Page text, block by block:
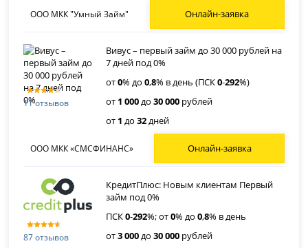
ООО МКК "Умный Займ" Онлайн-заявка
11 отзывов
Вивус – первый займ до 30 000 рублей на
7 дней под 0%
от0% до0,8% в день (ПСК0-292%)
от 1 000до30 000 рублей
от 1 до32дней
ООО МКК «СМСФИНАНС» Онлайн-заявка
87 отзывов
КредитПлюс: Новым клиентам Первый
займ под 0%
ПСК0-292%; от0% до0,8% в день
от3 000до30 000 рублей